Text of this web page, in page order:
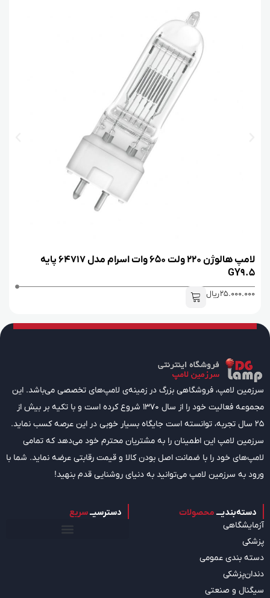
لامپ هالوژن 220 ولت 650 وات اسرام مدل 64717 پایه
GY9.5
25.000.000ریال
سرزمین لامپ، فروشگاهی بزرگ در زمینه‌ی لامپ‌های تخصصی می‌باشد. این
مجموعه فعالیت خود را از سال 1370 شروع کرده است و با تکیه بر بیش از
25 سال تجربه، توانسته است جایگاه بسیار خوبی در این عرصه کسب نماید.
سرزمین لامپ این اطمینان را به مشتریان محترم خود می‌دهد که تمامی
لامپ‌های خود را با ضمانت اصل بودن کالا و قیمت رقابتی عرضه نماید. شما با
ورود به سرزمین لامپ می‌توانید به دنیای روشنایی قدم بنهید!
دسته‌بندیـــ محصولات
آزمایشگاهی
پزشکی
دسته بندی عمومی
دندان‌پزشکی
سیگنال و صنعتی
دسترسیــسریع